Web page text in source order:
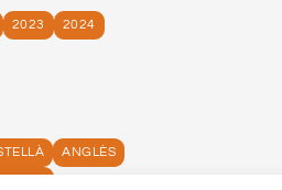
2023
2024
ANGLÈS